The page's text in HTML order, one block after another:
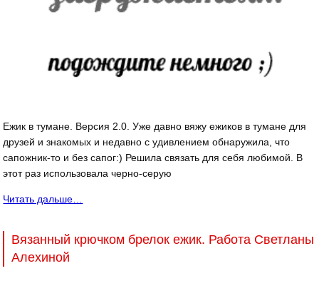
Ежик в тумане. Версия 2.0. Уже давно вяжу ежиков в тумане для
друзей и знакомых и недавно с удивлением обнаружила, что
сапожник-то и без сапог:) Решила связать для себя любимой. В
этот раз использовала черно-серую
Читать дальше…
Вязанный крючком брелок ежик. Работа Светланы
Алехиной